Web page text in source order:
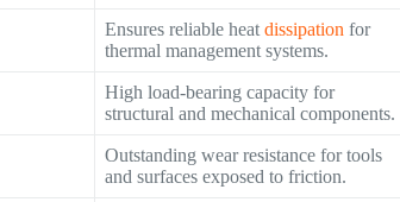
Ensures reliable heatdissipation for
thermal management systems.
High load-bearing capacity for
structural and mechanical components.
Outstanding wear resistance for tools
and surfaces exposed to friction.